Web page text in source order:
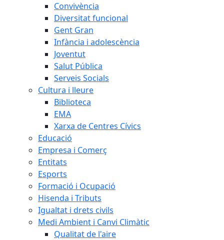
Convivència
Diversitat funcional
Gent Gran
Infància i adolescència
Joventut
Salut Pública
Serveis Socials
Cultura i lleure
Biblioteca
EMA
Xarxa de Centres Cívics
Educació
Empresa i Comerç
Entitats
Esports
Formació i Ocupació
Hisenda i Tributs
Igualtat i drets civils
Medi Ambient i Canvi Climàtic
Qualitat de l'aire